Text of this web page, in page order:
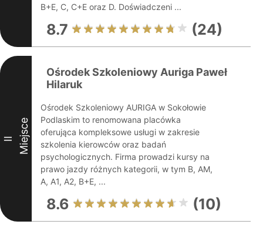
B+E, C, C+E oraz D. Doświadczeni ...
8.7 (24)
II Miejsce
Ośrodek Szkoleniowy Auriga Paweł
Hilaruk
Ośrodek Szkoleniowy AURIGA w Sokołowie
Podlaskim to renomowana placówka
oferująca kompleksowe usługi w zakresie
szkolenia kierowców oraz badań
psychologicznych. Firma prowadzi kursy na
prawo jazdy różnych kategorii, w tym B, AM,
A, A1, A2, B+E, ...
8.6 (10)